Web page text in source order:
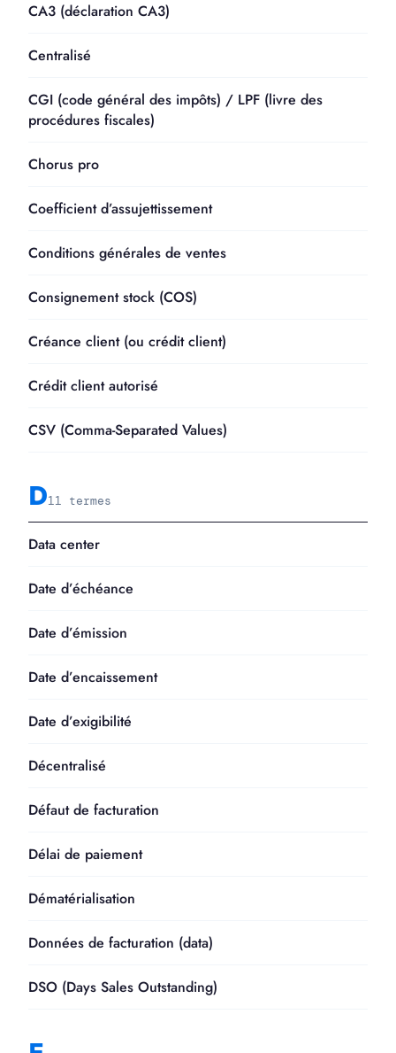
CA3 (déclaration CA3)
Centralisé
CGI (code général des impôts) / LPF (livre des
procédures fiscales)
Chorus pro
Coefficient d’assujettissement
Conditions générales de ventes
Consignement stock (COS)
Créance client (ou crédit client)
Crédit client autorisé
CSV (Comma-Separated Values)
D11 termes
Data center
Date d’échéance
Date d’émission
Date d’encaissement
Date d’exigibilité
Décentralisé
Défaut de facturation
Délai de paiement
Dématérialisation
Données de facturation (data)
DSO (Days Sales Outstanding)